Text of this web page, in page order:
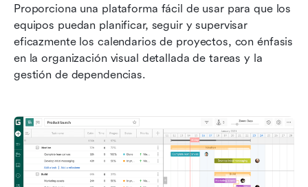
Proporciona una plataforma fácil de usar para que los
equipos puedan planificar, seguir y supervisar
eficazmente los calendarios de proyectos, con énfasis
en la organización visual detallada de tareas y la
gestión de dependencias.